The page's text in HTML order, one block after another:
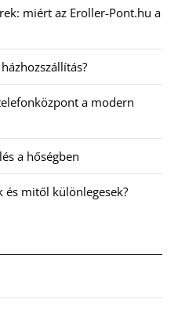
miért az Eroller-Pont.hu a
a modern
a hőségben
mitől különlegesek?